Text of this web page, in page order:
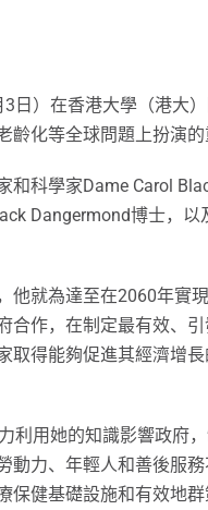
日）在香港大學（港大
齡化等全球問題上扮演的
和科學家Dame Carol
Dangermond博士，
他就為達至在2060年實
合作，在制定最有效、
取得能夠促進其經濟增
利用她的知識影響政府
動力、年輕人和善後服
保健基礎設施和有效地